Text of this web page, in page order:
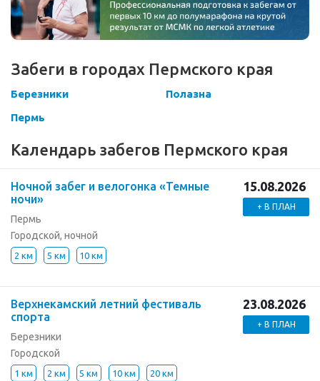
Забеги в городах Пермского края
Березники
Пермь
Полазна
Календарь забегов Пермского края
Ночной забег и велогонка «Темные
ночи»
Пермь
Городской, ночной
2 км 5 км 10 км
15.08.2026
+ В ПЛАН
Верхнекамский летний фестиваль
спорта
Березники
Городской
1 км 2 км 5 км 10 км 20 км
23.08.2026
+ В ПЛАН